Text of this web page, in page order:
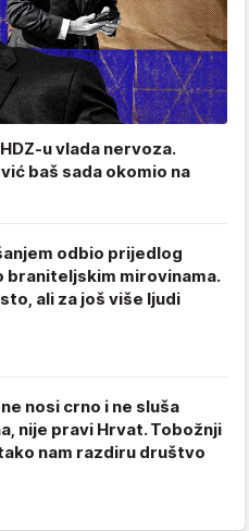
u vlada nervoza.
baš sada okomio na
odbio prijedlog
braniteljskim mirovinama.
ali za još više ljudi
nosi crno i ne sluša
nije pravi Hrvat. Tobožnji
nam razdiru društvo